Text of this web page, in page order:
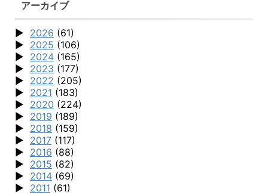
アーカイブ
2026 (61)
2025 (106)
2024 (165)
2023 (177)
2022 (205)
2021 (183)
2020 (224)
2019 (189)
2018 (159)
2017 (117)
2016 (88)
2015 (82)
2014 (69)
2011 (61)